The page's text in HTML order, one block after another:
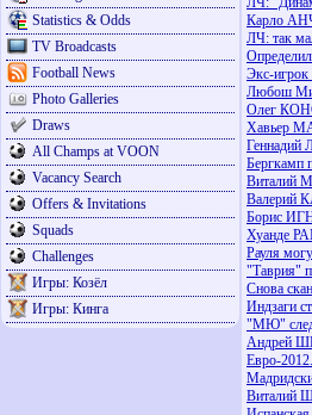
Statistics & Odds
TV Broadcasts
Football News
Photo Galleries
Draws
All Champs at VOON
Vacancy Search
Offers & Invitations
Squads
Challenges
Игры: Козёл
Игры: Кинга
Карло
ЛЧ: так
Экс-
Любош
Олег
Хавьер
Геннадий
Бергкамп
Виталий
Валерий
Борис
Хуанде
Рауля
"Таврия"
Снова
Индзаги
"МЮ"
Андрей
Евро-
Виталий